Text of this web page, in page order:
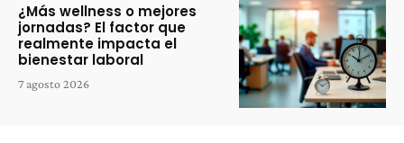
¿Más wellness o mejores
jornadas? El factor que
realmente impacta el
bienestar laboral
7 agosto 2026